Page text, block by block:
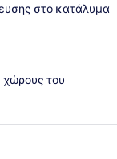
στο κατάλυμα
χώρους του